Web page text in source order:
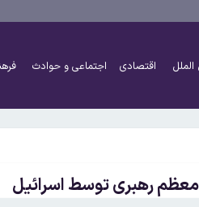
اقتصادی اجتماعی و حوادث
معظم رهبری توسط اسرائیل